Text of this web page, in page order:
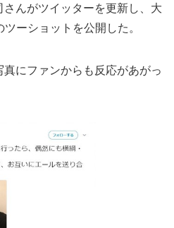
んがツイッターを更新し、大
ーショットを公開した。
にファンからも反応があがっ